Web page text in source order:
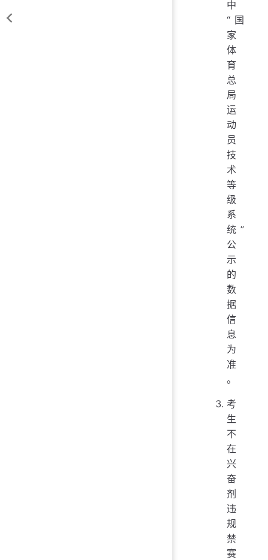
中
“国
家
体
育
总
局
运
动
员
技
术
等
级
系
统”
公
示
的
数
据
信
息
为
准
。
考
生
不
在
兴
奋
剂
违
规
禁
赛